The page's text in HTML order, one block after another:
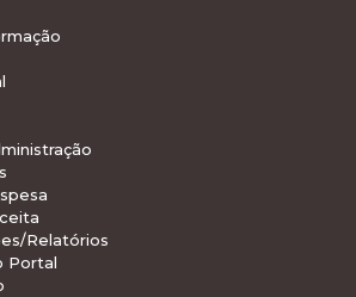
Relatórios
Portal